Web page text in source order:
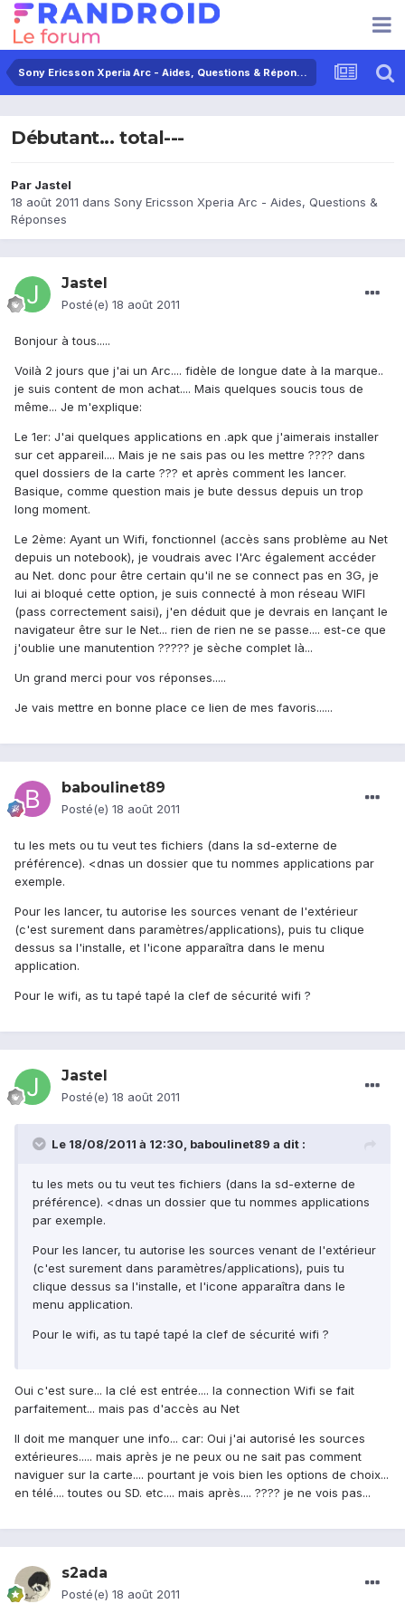
Sony Ericsson Xperia Arc - Aides, Questions & Réponses
Débutant... total---
Par Jastel
18 août 2011 dans Sony Ericsson Xperia Arc - Aides, Questions &
Réponses
Jastel
Posté(e) 18 août 2011
Bonjour à tous.....
Voilà 2 jours que j'ai un Arc.... fidèle de longue date à la marque..
je suis content de mon achat.... Mais quelques soucis tous de
même... Je m'explique:
Le 1er: J'ai quelques applications en .apk que j'aimerais installer
sur cet appareil.... Mais je ne sais pas ou les mettre ???? dans
quel dossiers de la carte ??? et après comment les lancer.
Basique, comme question mais je bute dessus depuis un trop
long moment.
Le 2ème: Ayant un Wifi, fonctionnel (accès sans problème au Net
depuis un notebook), je voudrais avec l'Arc également accéder
au Net. donc pour être certain qu'il ne se connect pas en 3G, je
lui ai bloqué cette option, je suis connecté à mon réseau WIFI
(pass correctement saisi), j'en déduit que je devrais en lançant le
navigateur être sur le Net... rien de rien ne se passe.... est-ce que
j'oublie une manutention ????? je sèche complet là...
Un grand merci pour vos réponses.....
Je vais mettre en bonne place ce lien de mes favoris......
baboulinet89
Posté(e) 18 août 2011
tu les mets ou tu veut tes fichiers (dans la sd-externe de
préférence). <dnas un dossier que tu nommes applications par
exemple.
Pour les lancer, tu autorise les sources venant de l'extérieur
(c'est surement dans paramètres/applications), puis tu clique
dessus sa l'installe, et l'icone apparaîtra dans le menu
application.
Pour le wifi, as tu tapé tapé la clef de sécurité wifi ?
Jastel
Posté(e) 18 août 2011
Le 18/08/2011 à 12:30, baboulinet89 a dit :
tu les mets ou tu veut tes fichiers (dans la sd-externe de
préférence). <dnas un dossier que tu nommes applications
par exemple.
Pour les lancer, tu autorise les sources venant de l'extérieur
(c'est surement dans paramètres/applications), puis tu
clique dessus sa l'installe, et l'icone apparaîtra dans le
menu application.
Pour le wifi, as tu tapé tapé la clef de sécurité wifi ?
Oui c'est sure... la clé est entrée.... la connection Wifi se fait
parfaitement... mais pas d'accès au Net
Il doit me manquer une info... car: Oui j'ai autorisé les sources
extérieures..... mais après je ne peux ou ne sait pas comment
naviguer sur la carte.... pourtant je vois bien les options de choix...
en télé.... toutes ou SD. etc.... mais après.... ???? je ne vois pas...
s2ada
Posté(e) 18 août 2011